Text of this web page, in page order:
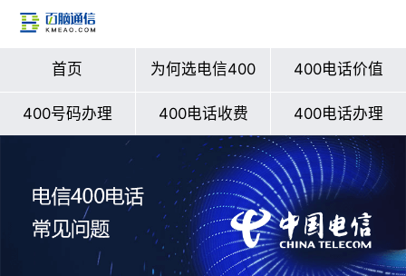
首页 为何选电信400 400电话价值
400号码办理 400电话收费 400电话办理